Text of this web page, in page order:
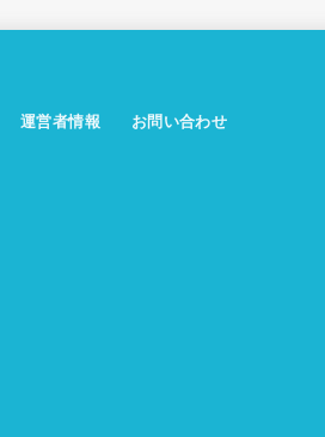
運営者情報 お問い合わせ